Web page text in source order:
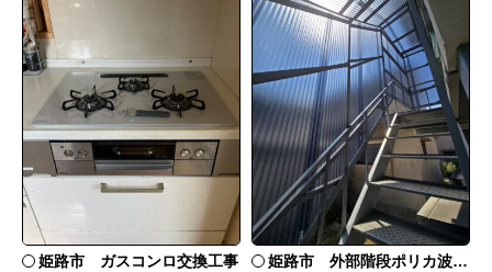
姫路市 ガスコンロ交換工事 姫路市 外部階段ポリカ波板張替工事